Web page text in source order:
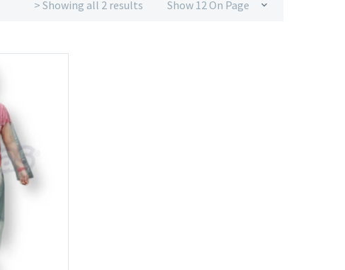
Show 12 On Page
> Showing all 2 results